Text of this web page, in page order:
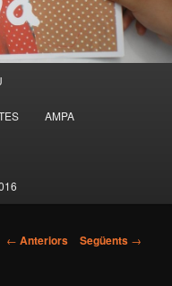
AMPA
Navegació
← Anteriors Següents →